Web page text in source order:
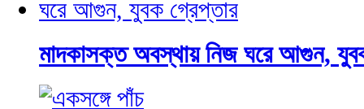
মাদকাসক্ত অবস্থায় নিজ ঘরে আগুন,